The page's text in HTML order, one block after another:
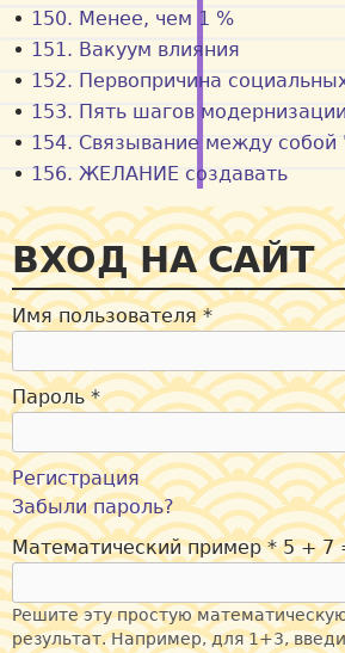
150. Менее, чем 1 %
151. Вакуум влияния
152. Первопричина
153. Пять шагов
154. Связывание между собой
156. ЖЕЛАНИЕ создавать
ВХОД НА САЙТ
Имя пользователя*
Пароль*
Регистрация
Забыли пароль?
Математический пример* 5 + 7
Решите эту простую
результат. Например, для 1+3,